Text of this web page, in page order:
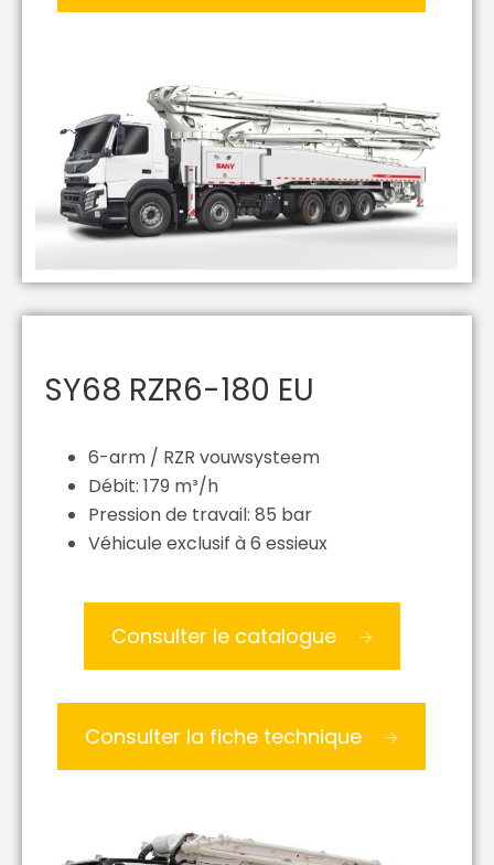
SY68 RZR6-180 EU
6-arm / RZR vouwsysteem
Débit: 179 m³/h
Pression de travail: 85 bar
Véhicule exclusif à 6 essieux
Consulter le catalogue
Consulter la fiche technique